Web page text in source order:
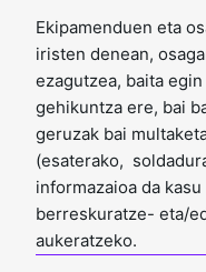
Ekipamenduen eta
iristen denean,
ezagutzea, baita
gehikuntza ere, bai
geruzak bai
(esaterako,
informazaioa da
berreskuratze- eta/
aukeratzeko.